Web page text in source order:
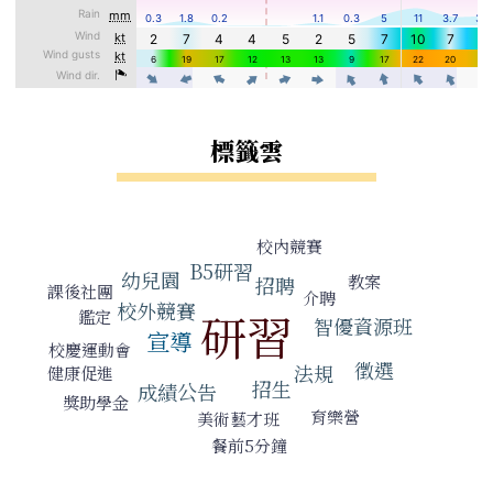
標籤雲
幼兒園 B5研習
校內競賽
課後社團
招聘
鑑定
介聘
教案
校外競賽 研習
校慶運動會 宣導 智優資源班
健康促進
獎助學金 成績公告 招生
法規 徵選
美術藝才班
育樂營
餐前5分鐘